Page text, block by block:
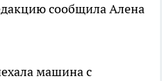
сообщила Алена
машина с